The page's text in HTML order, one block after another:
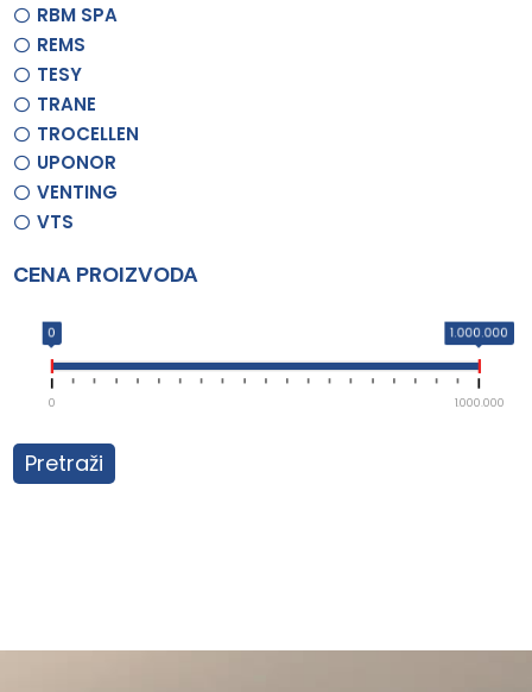
RBM SPA
REMS
TESY
TRANE
TROCELLEN
UPONOR
VENTING
VTS
CENA PROIZVODA
0 1.000.000
0 1.000.000
Pretraži